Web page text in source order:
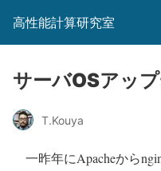
高性能計算研究室
サーバOSアップ
T.Kouya
一昨年にApacheから